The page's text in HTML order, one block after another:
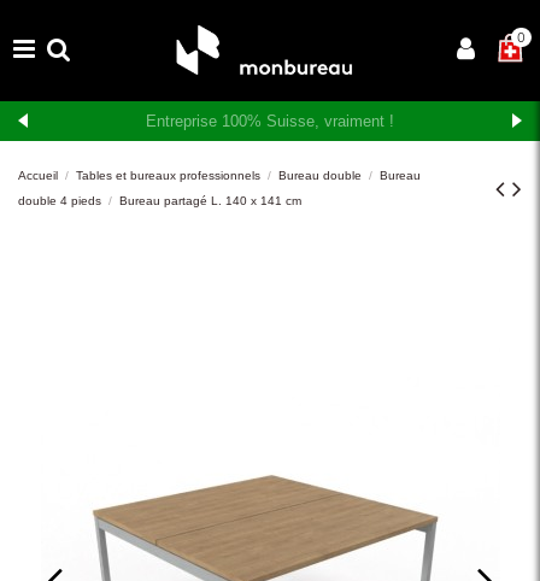
×0
Livraison et montage gratuits en Suisse romande
Accueil Tables et bureaux professionnels Bureau double
Bureau
double 4 pieds
Bureau partagé L. 140 x 141 cm